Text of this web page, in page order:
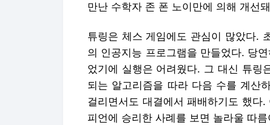
만난 수학자 존 폰 노이만에 의해 개선
튜링은 체스 게임에도 관심이 많았다.
의 인공지능 프로그램을 만들었다. 당
었기에 실행은 어려웠다. 그 대신 튜링
되는 알고리즘을 따라 다음 수를 계산
걸리면서도 대결에서 패배하기도 했다
피언에 승리한 사례를 보면 놀라울 따름